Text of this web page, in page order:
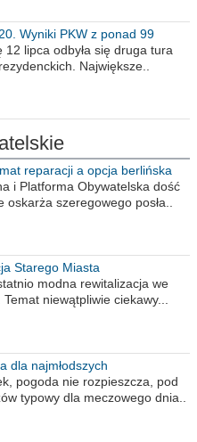
Wyniki PKW z ponad 99
12 lipca odbyła się druga tura
Największe..
reparacji a opcja berlińska
i Platforma Obywatelska dość
oskarża szeregowego posła..
Starego Miasta
modna rewitalizacja we
Temat niewątpliwie ciekawy...
dla najmłodszych
pogoda nie rozpieszcza, pod
typowy dla meczowego dnia..